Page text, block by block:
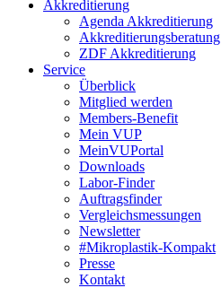
Akkreditierung
Agenda Akkreditierung
Akkreditierungsberatung
ZDF Akkreditierung
Service
Überblick
Mitglied werden
Members-Benefit
Mein VUP
MeinVUPortal
Downloads
Labor-Finder
Auftragsfinder
Vergleichsmessungen
Newsletter
#Mikroplastik-Kompakt
Presse
Kontakt